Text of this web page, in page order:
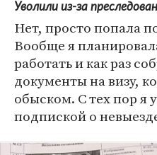
Уволили из-за
Нет, просто попала
Вообще я
работать и как раз
документы на визу,
обыском. С тех пор я
подпиской о